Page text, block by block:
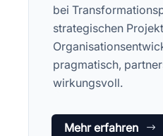
bei
strategischen
pragmatisch,
wirkungsvoll.
Mehr erfahren